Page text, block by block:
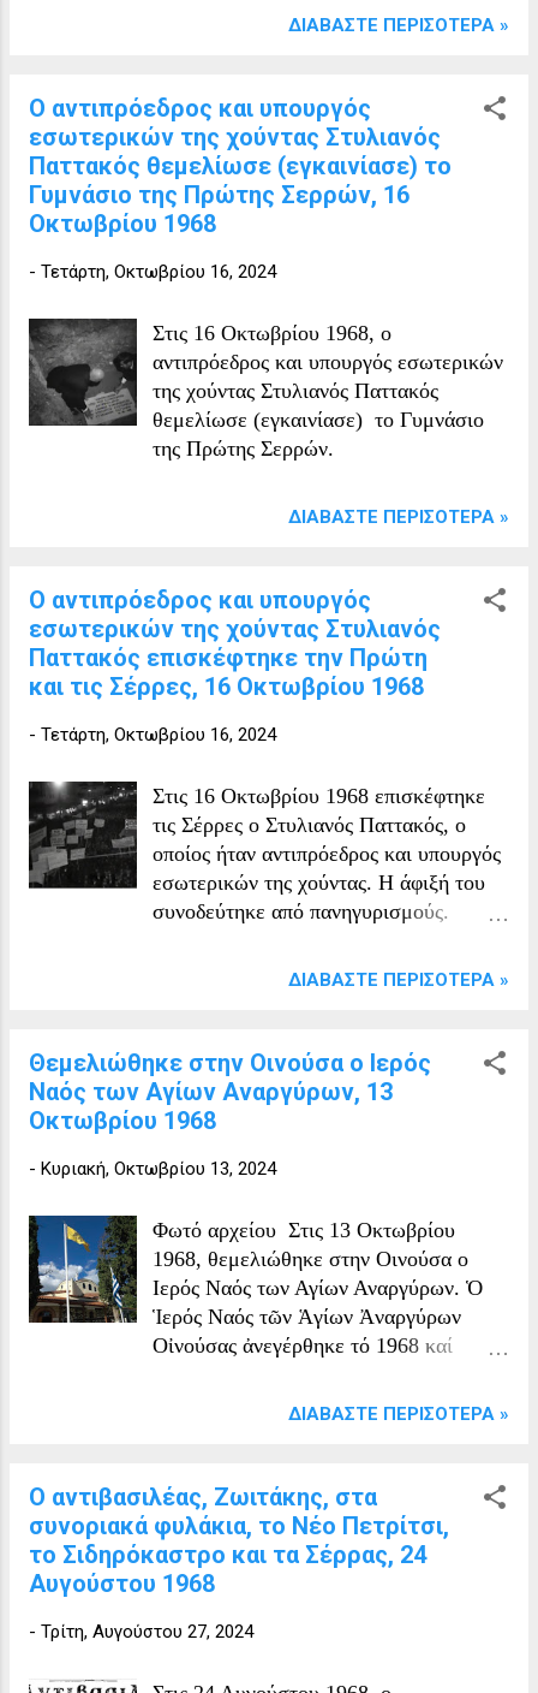
των νομαρχιών και να θεμελίωσε το
ΔΙΑΒΆΣΤΕ ΠΕΡΙΣΌΤΕΡΑ »
Ο αντιπρόεδρος και υπουργός
εσωτερικών της χούντας Στυλιανός
Παττακός θεμελίωσε (εγκαινίασε) το
Γυμνάσιο της Πρώτης Σερρών, 16
Οκτωβρίου 1968
- Τετάρτη, Οκτωβρίου 16, 2024
Στις 16 Οκτωβρίου 1968, ο
αντιπρόεδρος και υπουργός εσωτερικών
της χούντας Στυλιανός Παττακός
θεμελίωσε (εγκαινίασε) το Γυμνάσιο
της Πρώτης Σερρών.
ΔΙΑΒΆΣΤΕ ΠΕΡΙΣΌΤΕΡΑ »
Ο αντιπρόεδρος και υπουργός
εσωτερικών της χούντας Στυλιανός
Παττακός επισκέφτηκε την Πρώτη
και τις Σέρρες, 16 Οκτωβρίου 1968
- Τετάρτη, Οκτωβρίου 16, 2024
Στις 16 Οκτωβρίου 1968 επισκέφτηκε
τις Σέρρες ο Στυλιανός Παττακός, ο
οποίος ήταν αντιπρόεδρος και υπουργός
εσωτερικών της χούντας. Η άφιξή του
συνοδεύτηκε από πανηγυρισμούς.
ΔΙΑΒΆΣΤΕ ΠΕΡΙΣΌΤΕΡΑ »
Θεμελιώθηκε στην Οινούσα ο Ιερός
Ναός των Αγίων Αναργύρων, 13
Οκτωβρίου 1968
- Κυριακή, Οκτωβρίου 13, 2024
Φωτό αρχείου Στις 13 Οκτωβρίου
1968, θεμελιώθηκε στην Οινούσα ο
Ιερός Ναός των Αγίων Αναργύρων. Ὁ
Ἱερός Ναός τῶν Ἁγίων Ἀναργύρων
Οἰνούσας ἀνεγέρθηκε τό 1968 καί
1991 ἀπό τόν μακαριστό Μητροπολίτη
ἐργασίες καί προστέθηκε νέο
κωδωνοστάσιο. Εἶναι κοσμημένος μέ
ὡραῖες ἁγιογραφίες βυζαντινῆς
τεχνοτροπίας. Συνέχεια τῆς
ἡ πνευματική καί φιλανθρωπική
ΔΙΑΒΆΣΤΕ ΠΕΡΙΣΌΤΕΡΑ »
Ο αντιβασιλέας, Ζωιτάκης, στα
συνοριακά φυλάκια, το Νέο Πετρίτσι,
το Σιδηρόκαστρο και τα Σέρρας, 24
Αυγούστου 1968
- Τρίτη, Αυγούστου 27, 2024